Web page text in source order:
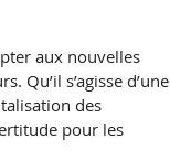
aux nouvelles
Qu’il s’agisse d’une
des
pour les